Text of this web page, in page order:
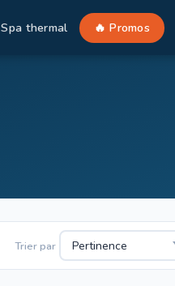
Spa thermal 🔥 Promos
Trier par